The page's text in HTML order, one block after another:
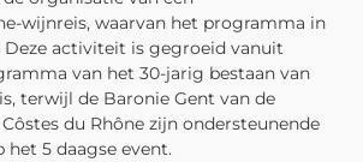
wijnreis, waarvan het programma in
Deze activiteit is gegroeid vanuit
van het 30-jarig bestaan van
terwijl de Baronie Gent van de
du Rhône zijn ondersteunende
het 5 daagse event.